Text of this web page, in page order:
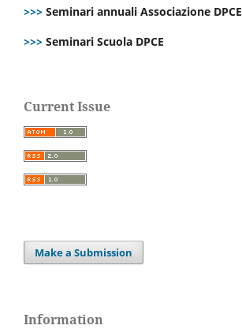
>>> Seminari annuali Associazione DPCE
>>> Seminari Scuola DPCE
Current Issue
Make a Submission
Information